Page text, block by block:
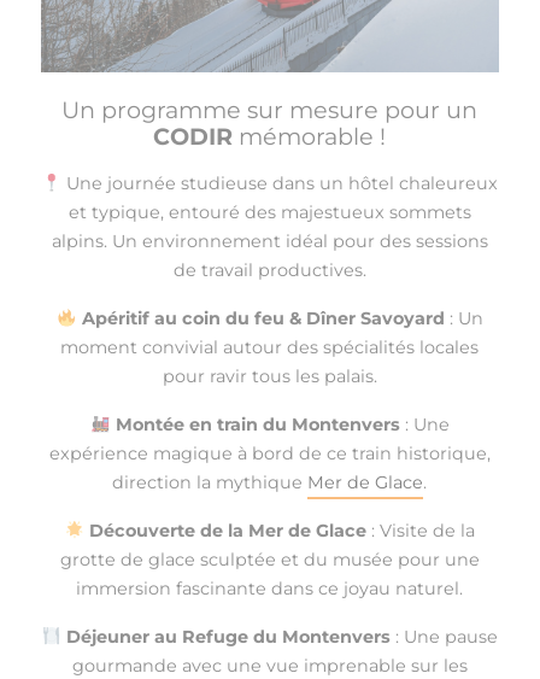
Un programme sur mesure pour un
CODIR mémorable !
Une journée studieuse dans un hôtel chaleureux
et typique, entouré des majestueux sommets
alpins. Un environnement idéal pour des sessions
de travail productives.
Apéritif au coin du feu & Dîner Savoyard : Un
moment convivial autour des spécialités locales
pour ravir tous les palais.
Montée en train du Montenvers: Une
expérience magique à bord de ce train historique,
direction la mythique Mer de Glace.
Découverte de la Mer de Glace : Visite de la
grotte de glace sculptée et du musée pour une
immersion fascinante dans ce joyau naturel.
Déjeuner au Refuge du Montenvers : Une pause
gourmande avec une vue imprenable sur les